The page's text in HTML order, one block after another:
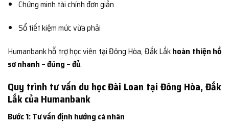
Chứng minh tài chính đơn giản
Sổ tiết kiệm mức vừa phải
Humanbank hỗ trợ học viên tại Đông Hòa, Đắk Lắkhoàn thiện hồ
sơ nhanh – đúng – đủ.
Quy trình tư vấn du học Đài Loan tại Đông Hòa, Đắk
Lắk của Humanbank
Bước 1: Tư vấn định hướng cá nhân